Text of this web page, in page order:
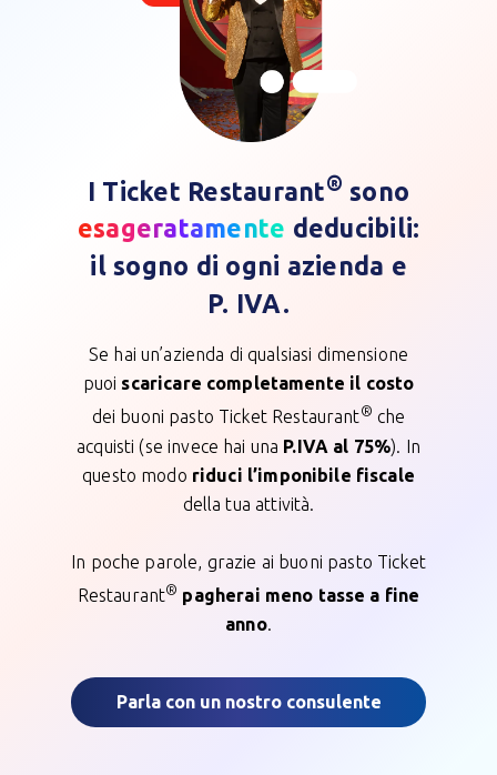
I Ticket Restaurant® sono
esageratamente deducibili:
il sogno di ogni azienda e
P. IVA.
Se hai un’azienda di qualsiasi dimensione
puoi scaricare completamente il costo
dei buoni pasto Ticket Restaurant® che
acquisti (se invece hai una P.IVA al 75%). In
questo modo riduci l’imponibile fiscale
della tua attività.
In poche parole, grazie ai buoni pasto Ticket
Restaurant® pagherai meno tasse a fine
anno.
Parla con un nostro consulente